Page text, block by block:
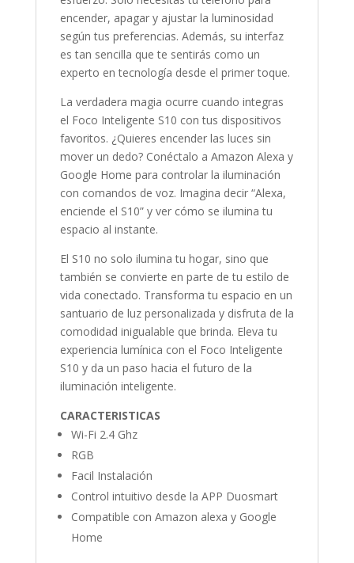
encender, apagar y ajustar la luminosidad
según tus preferencias. Además, su interfaz
es tan sencilla que te sentirás como un
experto en tecnología desde el primer toque.
La verdadera magia ocurre cuando integras
el Foco Inteligente S10 con tus dispositivos
favoritos. ¿Quieres encender las luces sin
mover un dedo? Conéctalo a Amazon Alexa y
Google Home para controlar la iluminación
con comandos de voz. Imagina decir “Alexa,
enciende el S10” y ver cómo se ilumina tu
espacio al instante.
El S10 no solo ilumina tu hogar, sino que
también se convierte en parte de tu estilo de
vida conectado. Transforma tu espacio en un
santuario de luz personalizada y disfruta de la
comodidad inigualable que brinda. Eleva tu
experiencia lumínica con el Foco Inteligente
S10 y da un paso hacia el futuro de la
iluminación inteligente.
CARACTERISTICAS
Wi-Fi 2.4 Ghz
RGB
Facil Instalación
Control intuitivo desde la APP Duosmart
Compatible con Amazon alexa y Google
Home